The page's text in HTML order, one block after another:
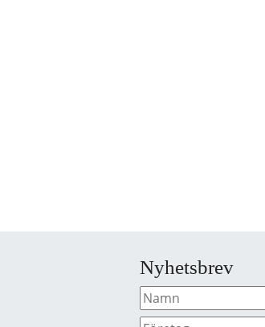
Nyhetsbrev